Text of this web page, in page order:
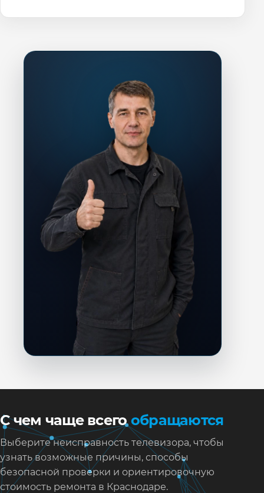
С чем чаще всегообращаются
Выберите неисправность телевизора, чтобы
узнать возможные причины, способы
безопасной проверки и ориентировочную
стоимость ремонта в Краснодаре.